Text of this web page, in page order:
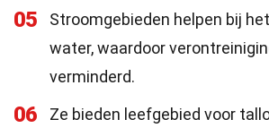
05 Stroomgebieden helpen bij het
water, waardoor
verminderd.
06
Ze bieden leefgebied voor